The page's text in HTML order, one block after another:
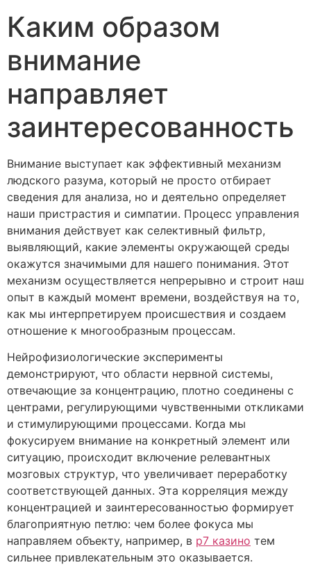
Каким образом
внимание
направляет
заинтересованность
Внимание выступает как эффективный механизм
людского разума, который не просто отбирает
сведения для анализа, но и деятельно определяет
наши пристрастия и симпатии. Процесс управления
внимания действует как селективный фильтр,
выявляющий, какие элементы окружающей среды
окажутся значимыми для нашего понимания. Этот
механизм осуществляется непрерывно и строит наш
опыт в каждый момент времени, воздействуя на то,
как мы интерпретируем происшествия и создаем
отношение к многообразным процессам.
Нейрофизиологические эксперименты
демонстрируют, что области нервной системы,
отвечающие за концентрацию, плотно соединены с
центрами, регулирующими чувственными откликами
и стимулирующими процессами. Когда мы
фокусируем внимание на конкретный элемент или
ситуацию, происходит включение релевантных
мозговых структур, что увеличивает переработку
соответствующей данных. Эта корреляция между
концентрацией и заинтересованностью формирует
благоприятную петлю: чем более фокуса мы
направляем объекту, например, в р7 казино тем
сильнее привлекательным это оказывается.